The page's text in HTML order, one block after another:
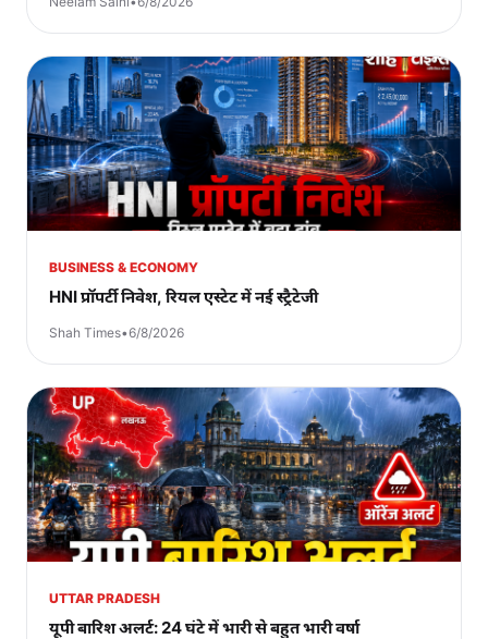
BUSINESS & ECONOMY
HNI प्रॉपर्टी निवेश, रियल एस्टेट में नई स्ट्रैटेजी
Shah Times•6/8/2026
UTTAR PRADESH
यूपी बारिश अलर्ट: 24 घंटे में भारी से बहुत भारी वर्षा